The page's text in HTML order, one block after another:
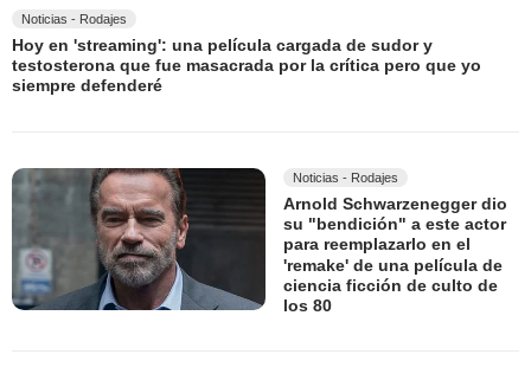
Noticias - Rodajes
Hoy en 'streaming': una película cargada de sudor y
testosterona que fue masacrada por la crítica pero que yo
siempre defenderé
Noticias - Rodajes
Arnold Schwarzenegger dio
su "bendición" a este actor
para reemplazarlo en el
'remake' de una película de
ciencia ficción de culto de
los 80